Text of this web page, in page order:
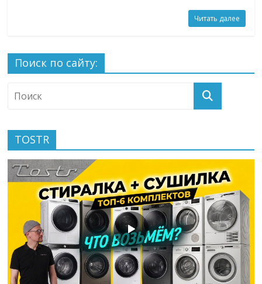
Читать далее
Поиск по сайту:
TOSTR